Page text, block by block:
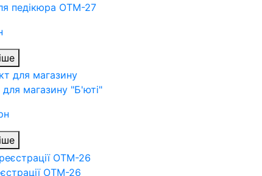
педікюра ОТМ-27
магазину "Б'юті"
ОТМ-26